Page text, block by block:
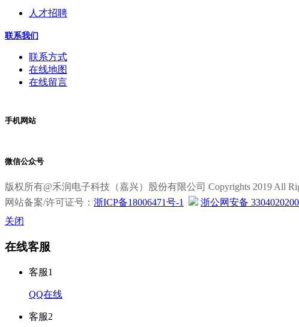
人才招聘
联系我们
联系方式
在线地图
在线留言
手机网站
微信公众号
版权所有@禾润电子科技（嘉兴）股份有限公司 Copyrights 2019 All
网站备案/许可证号： 浙ICP备18006471号-1
浙公网安备
关闭
在线客服
客服1
QQ在线
客服2